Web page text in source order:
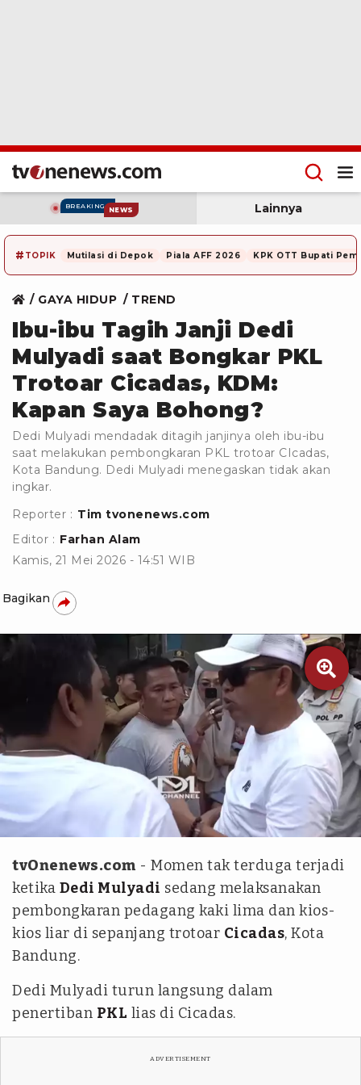
BREAKING NEWS Lainnya
# TOPIK Mutilasi di Depok Piala AFF 2026 KPK OTT Bupati
GAYA HIDUP TREND
Ibu-ibu Tagih Janji Dedi
Mulyadi saat Bongkar PKL
Trotoar Cicadas, KDM:
Kapan Saya Bohong?
Dedi Mulyadi mendadak ditagih janjinya oleh ibu-ibu
saat melakukan pembongkaran PKL trotoar CIcadas,
Kota Bandung. Dedi Mulyadi menegaskan tidak akan
ingkar.
Reporter : Tim tvonenews.com
Editor : Farhan Alam
Kamis, 21 Mei 2026 - 14:51 WIB
Bagikan

tvOnenews.com - Momen tak terduga terjadi
ketika Dedi Mulyadi sedang melaksanakan
pembongkaran pedagang kaki lima dan kios-
kios liar di sepanjang trotoar Cicadas, Kota
Bandung.
Dedi Mulyadi turun langsung dalam
penertiban PKL lias di Cicadas.
ADVERTISEMENT